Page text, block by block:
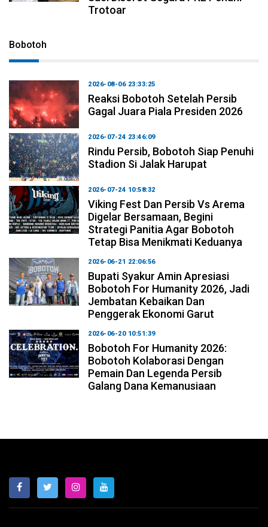
Trotoar
Bobotoh
2026-08-06 23:33:25
Reaksi Bobotoh Setelah Persib
Gagal Juara Piala Presiden 2026
2026-07-24 23:46:09
Rindu Persib, Bobotoh Siap Penuhi
Stadion Si Jalak Harupat
2026-07-24 10:58:32
Viking Fest Dan Persib Vs Arema
Digelar Bersamaan, Begini
Strategi Panitia Agar Bobotoh
Tetap Bisa Menikmati Keduanya
2026-06-21 22:06:56
Bupati Syakur Amin Apresiasi
Bobotoh For Humanity 2026, Jadi
Jembatan Kebaikan Dan
Penggerak Ekonomi Garut
2026-06-20 10:51:39
Bobotoh For Humanity 2026:
Bobotoh Kolaborasi Dengan
Pemain Dan Legenda Persib
Galang Dana Kemanusiaan